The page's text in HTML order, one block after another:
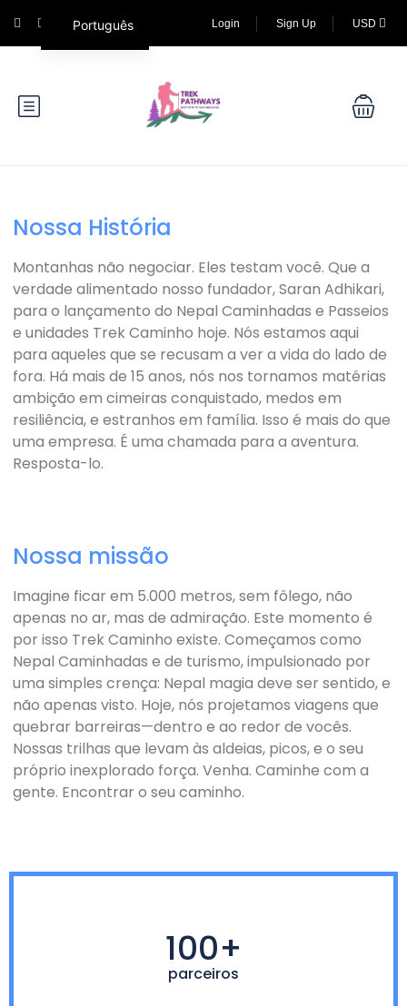
Login Sign Up USD
Nossa História
Montanhas não negociar. Eles testam você. Que a
verdade alimentado nosso fundador, Saran Adhikari,
para o lançamento do Nepal Caminhadas e Passeios
e unidades Trek Caminho hoje. Nós estamos aqui
para aqueles que se recusam a ver a vida do lado de
fora. Há mais de 15 anos, nós nos tornamos matérias
ambição em cimeiras conquistado, medos em
resiliência, e estranhos em família. Isso é mais do que
uma empresa. É uma chamada para a aventura.
Resposta-lo.
Nossa missão
Imagine ficar em 5.000 metros, sem fôlego, não
apenas no ar, mas de admiração. Este momento é
por isso Trek Caminho existe. Começamos como
Nepal Caminhadas e de turismo, impulsionado por
uma simples crença: Nepal magia deve ser sentido, e
não apenas visto. Hoje, nós projetamos viagens que
quebrar barreiras—dentro e ao redor de vocês.
Nossas trilhas que levam às aldeias, picos, e o seu
próprio inexplorado força. Venha. Caminhe com a
gente. Encontrar o seu caminho.
100+
parceiros
Português